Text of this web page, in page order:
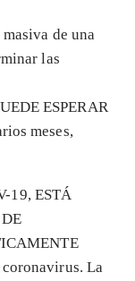
de una
las
ESPERAR
meses,
19, ESTÁ
La